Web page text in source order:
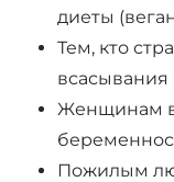
диеты
Тем, кто
всасывания
Женщинам в
Пожилым